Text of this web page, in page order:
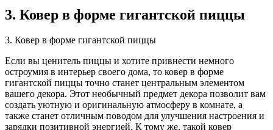
3. Ковер в форме гигантской пиццы
3. Ковер в форме гигантской пиццы
Если вы ценитель пиццы и хотите привнести немного
остроумия в интерьер своего дома, то ковер в форме
гигантской пиццы точно станет центральным элементом
вашего декора. Этот необычный предмет декора позволит вам
создать уютную и оригинальную атмосферу в комнате, а
также станет отличным поводом для улучшения настроения и
зарядки позитивной энергией. К тому же, такой ковер